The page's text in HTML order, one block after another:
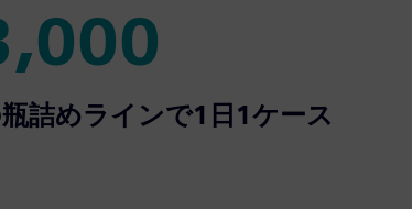
詰めラインで1日1ケース